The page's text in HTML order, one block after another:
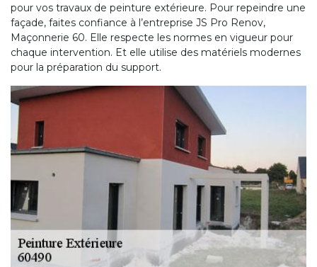
pour vos travaux de peinture extérieure. Pour repeindre une
façade, faites confiance à l’entreprise JS Pro Renov,
Maçonnerie 60. Elle respecte les normes en vigueur pour
chaque intervention. Et elle utilise des matériels modernes
pour la préparation du support.